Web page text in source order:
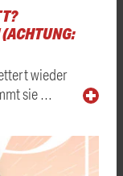
wieder
sie …